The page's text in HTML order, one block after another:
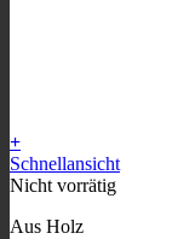
+
Schnellansicht
Nicht vorrätig
Aus Holz